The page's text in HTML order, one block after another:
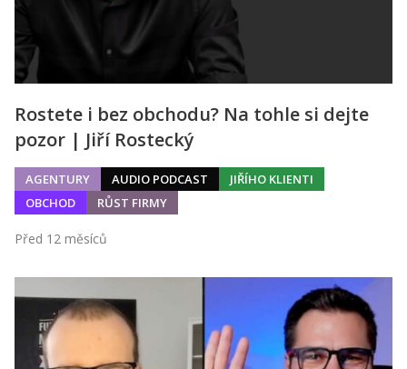
Rostete i bez obchodu? Na tohle si dejte
pozor | Jiří Rostecký
AGENTURY AUDIO PODCAST
JIŘÍHO KLIENTI
OBCHOD
RŮST FIRMY
Před 12 měsíců